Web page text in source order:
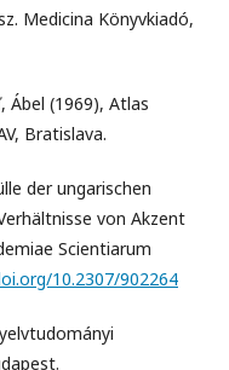
Medicina Könyvkiadó,
Ábel (1969), Atlas
Bratislava.
der ungarischen
von Akzent
Scientiarum
10.2307/902264